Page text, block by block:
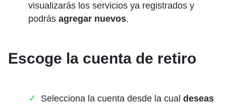
visualizarás los servicios ya registrados y
podrás agregar nuevos.
Escoge la cuenta de retiro
Selecciona la cuenta desde la cual deseas